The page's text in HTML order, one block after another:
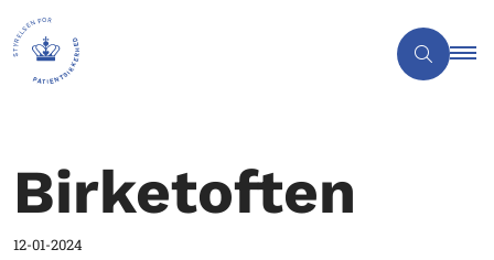
Birketoften
12-01-2024